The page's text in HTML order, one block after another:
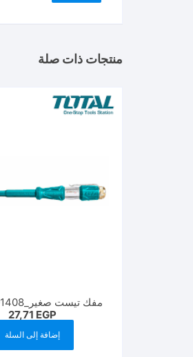
منتجات ذات صلة
مفك تيست صغير_THT291408_
27,71 EGP
إضافة إلى السلة